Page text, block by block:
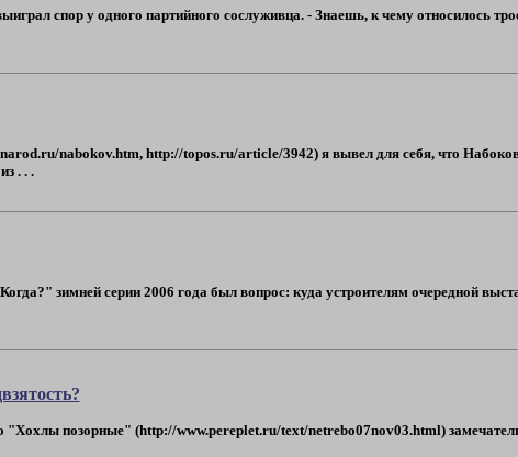
спор у одного партийного сослуживца. - Знаешь, к чему относилось
nabokov.htm, http://topos.ru/article/3942) я вывел для себя, что Набоков
. . .
зимней серии 2006 года был вопрос: куда устроителям очередной
позорные" (http://www.pereplet.ru/text/netrebo07nov03.html)